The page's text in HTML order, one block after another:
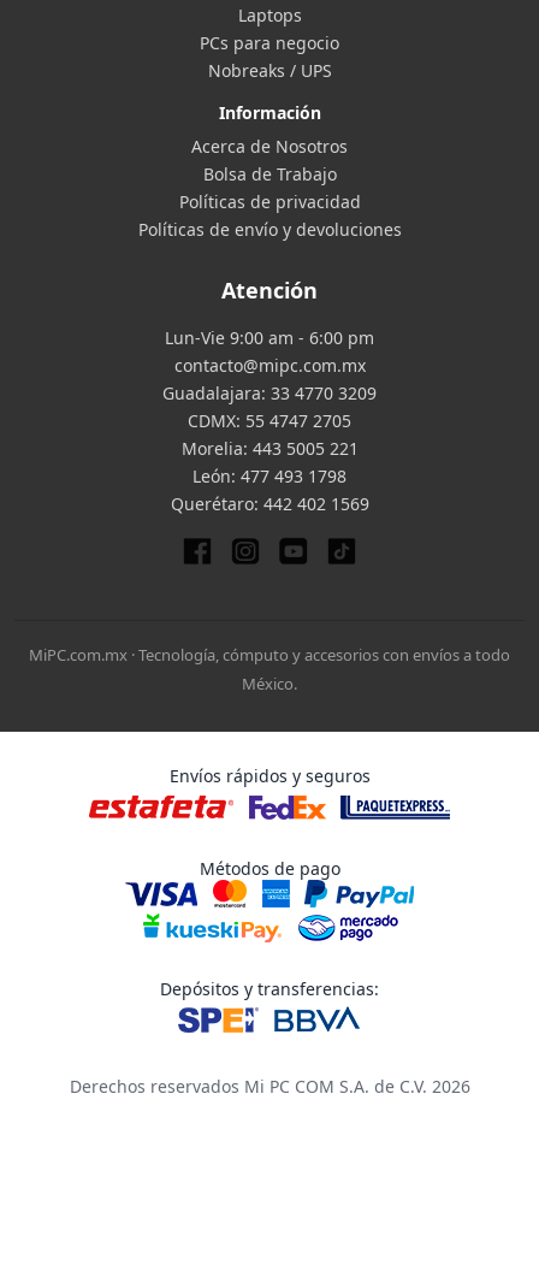
Laptops
PCs para negocio
Nobreaks / UPS
Información
Acerca de Nosotros
Bolsa de Trabajo
Políticas de privacidad
Políticas de envío y devoluciones
Atención
Lun-Vie 9:00 am - 6:00 pm
contacto@mipc.com.mx
Guadalajara: 33 4770 3209
CDMX: 55 4747 2705
Morelia: 443 5005 221
León: 477 493 1798
Querétaro: 442 402 1569
MiPC.com.mx · Tecnología, cómputo y accesorios con envíos a todo
México.
Envíos rápidos y seguros
Métodos de pago
Depósitos y transferencias:
Derechos reservados Mi PC COM S.A. de C.V. 2026